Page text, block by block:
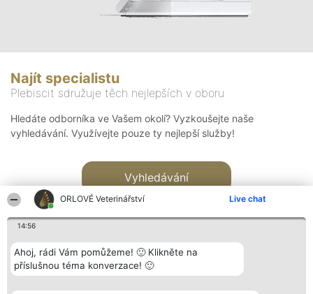
ORLOVÉ Veterinářství Live chat
14:56
Ahoj, rádi Vám pomůžeme! 🙂 Klikněte na
příslušnou téma konverzace! 🙂
Najít specialistu
Plebiscit sdružuje těch nejlepších v oboru
Hledáte odborníka ve Vašem okolí? Vyzkoušejte naše
vyhledávání. Využívejte pouze ty nejlepší služby!
Vyhledávání
Bright Side Solutions sp. z o. Vítězové Kontakt